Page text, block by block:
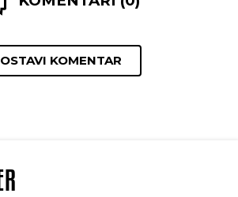
OSTAVI KOMENTAR